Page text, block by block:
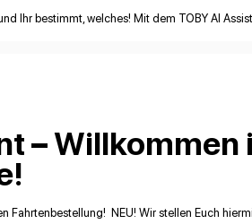
Ihr bestimmt, welches! Mit dem TOBY AI
–
Fahrtenbestellung! NEU! Wir stellen Euch